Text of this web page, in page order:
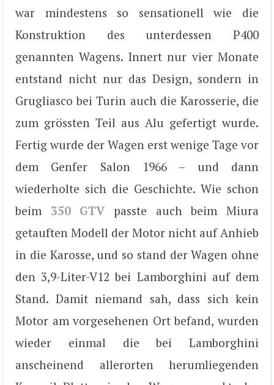
war mindestens so sensationell wie die
Konstruktion des unterdessen P400
genannten Wagens. Innert nur vier Monate
entstand nicht nur das Design, sondern in
Grugliasco bei Turin auch die Karosserie, die
zum grössten Teil aus Alu gefertigt wurde.
Fertig wurde der Wagen erst wenige Tage vor
dem Genfer Salon 1966 – und dann
wiederholte sich die Geschichte. Wie schon
beim 350 GTV passte auch beim Miura
getauften Modell der Motor nicht auf Anhieb
in die Karosse, und so stand der Wagen ohne
den 3,9-Liter-V12 bei Lamborghini auf dem
Stand. Damit niemand sah, dass sich kein
Motor am vorgesehenen Ort befand, wurden
wieder einmal die bei Lamborghini
anscheinend allerorten herumliegenden